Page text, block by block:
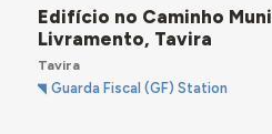
Edifício no Caminho
Livramento, Tavira
Tavira
Guarda Fiscal (GF) Station